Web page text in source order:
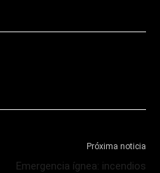
Próxima noticia
Emergencia ígnea: incendios